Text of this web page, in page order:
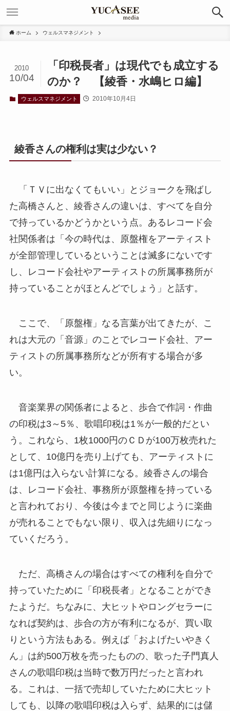
ホーム ウェルスマネジメント
「印税長者」は現代でも成立する
のか？ 【綾香・水嶋ヒロ編】
2010
10/04
ウェルスマネジメント 2010年10月4日
綾香さんの権利は実は少ない？
「ＴＶに出なくてもいい」とジョークを飛ばし
た高橋さんと、綾香さんの違いは、すべてを自分
で持っているかどうかという点。あるレコード会
社関係者は「今の時代は、原盤権をアーティスト
が全部管理しているということは滅多にないです
し、レコード会社やアーティストの所属事務所が
持っていることがほとんどでしょう」と話す。
ここで、「原盤権」なる言葉が出てきたが、こ
れは大元の「音源」のことでレコード会社、アー
ティストの所属事務所などが所有する場合が多
い。
音楽業界の関係者によると、歩合で作詞・作曲
の印税は3～5％、歌唱印税は1％が一般的だとい
う。これなら、1枚1000円のＣＤが100万枚売れた
として、10億円を売り上げても、アーティストに
は1億円は入らない計算になる。綾香さんの場合
は、レコード会社、事務所が原盤権を持っている
と言われており、今後は今までと同じように楽曲
が売れることでもない限り、収入は先細りになっ
ていくだろう。
ただ、高橋さんの場合はすべての権利を自分で
持っていたために「印税長者」となることができ
たようだ。ちなみに、大ヒットやロングセラーに
なれば契約は、歩合の方が有利になるが、買い取
りという方法もある。例えば「およげたいやきく
ん」は約500万枚を売ったものの、歌った子門真人
さんの歌唱印税は当時で数万円だったと言われ
る。これは、一括で売却していたために大ヒット
しても、以降の歌唱印税は入らず、結果的には儲